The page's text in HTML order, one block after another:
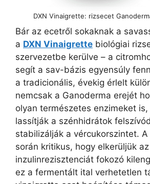
DXN Vinaigrette: rizsecet
Bár az ecetről sokaknak a
a DXN Vinaigrette biológiai
szervezetbe kerülve – a
segít a sav-bázis egyensúly
a tradicionális, évekig érlelt
nemcsak a Ganoderma erejét
olyan természetes enzimeket
lassítják a szénhidrátok
stabilizálják a vércukorszintet. A
során kritikus, hogy elkerüljük az
inzulinrezisztenciát fokozó
ez a fermentált ital verhetetlen